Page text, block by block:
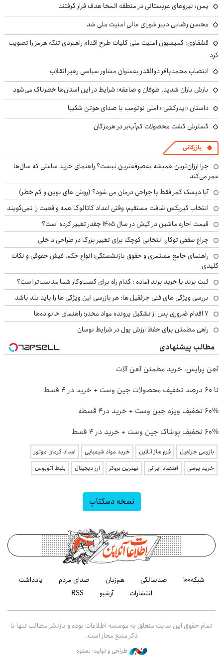
یمن: نیروهای عربستانی در منطقه المخا هدف قرار گرفتند
محسن رضایی دبیر شورای عالی امنیت ملی شد
قشقاوی: کمیسیون امنیت ملی کلیات طرح اقدام راهبردی تنگه هرمز را تصویب
کرد
انتصاب محمدباقر ذوالقدر به‌عنوان مشاور سیاسی رهبر انقلاب
بارش باران شدید، طوفان و صاعقه؛ شرایط در این استان‌ها خطرناک می‌شود
داستان «پدرکشی» املی نوتومب با صدای هوتن شکیبا
گسترش کشت محصولات کم‌آب‌بر در هرمزگان
بازرگانی
چرا ارزان‌ترین همیشه به‌صرفه‌ترین نیست؟ راهنمای خرید ساعتی که سال‌ها
عمر می‌کند
آیا دیسک کمر فقط با جراحی درمان می شود؟ (روش های نوین و کم خطر)
انتخاب گیربکس شافت مستقیم؛ وقتی اعداد کاتالوگ همه واقعیت را نمی‌گویند
قیمت اجاره ماشین در کیش در سال ۱۴۰۵ چقدر تغییر کرده است؟
چراغ سقفی توکار؛ انتخابی کوچک برای تغییر بزرگ در طراحی داخلی
راهنمای جامع مستمری و حقوق بازنشستگی؛ انواع حکم، فیش حقوقی و نکات
کلیدی
ثبت برند یا خرید برند آماده : کدام راه برای کسب‌وکار شما مناسب‌تر است؟
بررسی ویژگی های فنی جرثقیل ها: هر بازرسی این ویژگی ها را باید بلد باشد
۷ اقدام ضروری پس از تشکیل پرونده مواد مخدر؛ راهنمای خانواده‌ها
راهی مطمئن برای حفظ ارزش پول در شرایط نوسان
مطالب پیشنهادی
آهن پرایس، خرید مطمئن آهن آلات
تا 60 درصد تخفیف محصولات جین وست + خرید در 4 قسط
60% تخفیف ویژه جین وست + خرید در4 قسطه
60% تخفیف پوشاک جین وست + خرید در 4 قسط
بازرسی جرثقیل فرم ساز آنلاین خرید مواد شیمیایی
امداد کرمان موتور
خرید یوسی
اقتصاد ایرانی بهترین بروکر ارز دیجیتال بلیط اتوبوس
نسخه دسکتاپ
شبکه۱۰۰ صدسالگی هم‌زبان صدای مردم
یادداشت
انتشارات
آرشیو RSS
تمام حقوق این سایت متعلق به موسسه اطلاعات بوده و بازنشر مطالب تنها با
ذکر منبع مجاز است.
طراحی و تولید: نستوه